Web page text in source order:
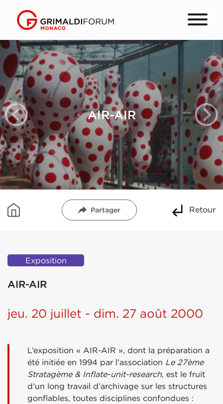
AIR-AIR
Partager Retour
Exposition
AIR-AIR
jeu. 20 juillet - dim. 27 août 2000
L’exposition « AIR-AIR », dont la préparation a
été initiée en 1994 par l’association Le 27ème
Stratagème & Inflate-unit-research, est le fruit
d’un long travail d’archivage sur les structures
gonflables, toutes disciplines confondues :